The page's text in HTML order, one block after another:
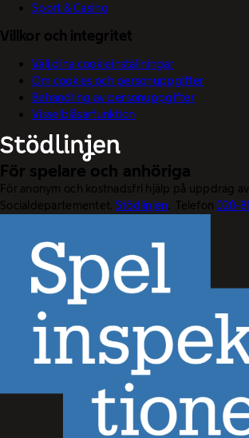
Sport & Casino
Villkor och integritet
Välj dina cookieinställningar
Om cookies och personuppgifter
Behandling av personuppgifter
Visselblåsarfunktion
För spelare och anhöriga
För anonym och kostnadsfri hjälp på uppdrag av
Socialdepartementet. Stödlinjen. Telefon020-